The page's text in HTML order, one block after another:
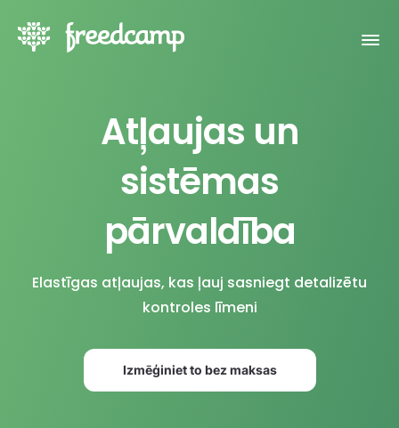
Atļaujas un
sistēmas
pārvaldība
Elastīgas atļaujas, kas ļauj sasniegt detalizētu
kontroles līmeni
Izmēģiniet to bez maksas